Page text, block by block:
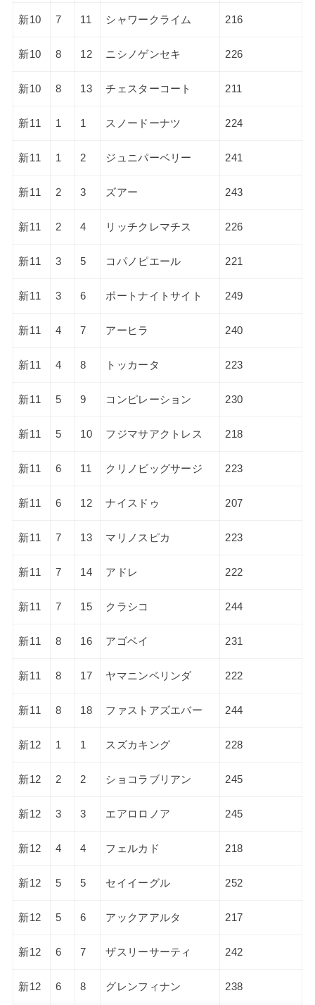
新10 7 11 シャワークライム 216
新10 8 12 ニシノゲンセキ 226
新10 8 13 チェスターコート 211
新11 1 1 スノードーナツ 224
新11 1 2 ジュニパーベリー 241
新11 2 3 ズアー 243
新11 2 4 リッチクレマチス 226
新11 3 5 コパノピエール 221
新11 3 6 ポートナイトサイト 249
新11 4 7 アーヒラ 240
新11 4 8 トッカータ 223
新11 5 9 コンピレーション 230
新11 5 10 フジマサアクトレス 218
新11 6 11 クリノビッグサージ 223
新11 6 12 ナイスドゥ 207
新11 7 13 マリノスピカ 223
新11 7 14 アドレ 222
新11 7 15 クラシコ 244
新11 8 16 アゴベイ 231
新11 8 17 ヤマニンベリンダ 222
新11 8 18 ファストアズエバー 244
新12 1 1 スズカキング 228
新12 2 2 ショコラブリアン 245
新12 3 3 エアロロノア 245
新12 4 4 フェルカド 218
新12 5 5 セイイーグル 252
新12 5 6 アックアアルタ 217
新12 6 7 ザスリーサーティ 242
新12 6 8 グレンフィナン 238